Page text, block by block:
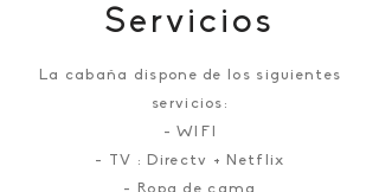
Servicios
La cabaña dispone de los siguientes
servicios:
- WIFI
- TV : Directv + Netflix